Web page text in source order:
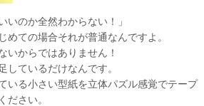
いのか全然わからない！」
ての場合それが普通なんですよ。
いからではありません！
しているだけなんです。
いる小さい型紙を立体パズル感覚でテープ
ださい。